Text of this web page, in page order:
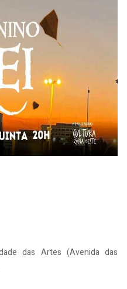
das Artes (Avenida das